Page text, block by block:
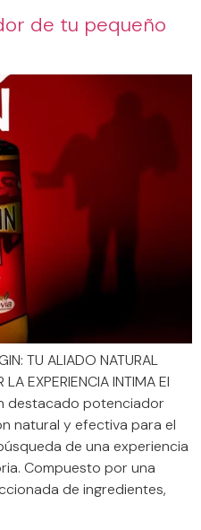
de tu pequeño
TU ALIADO NATURAL
EXPERIENCIA INTIMA El
destacado potenciador
natural y efectiva para el
de una experiencia
Compuesto por una
de ingredientes,